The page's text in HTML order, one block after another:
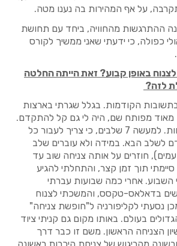
על אף המהירות בה נענו מטה.
ההתרגשות מהחוויה, ביחד עם תחושת
כפולה, כי ידעתי שאני ממשיך לקורס
באופן קבוע? זאת הייתה החלטה
לזה?
הקודמות. בגלל שגרתי בארצות
מאוד מפותח שם, היה לי גם קל להתקדם.
הקורס הוא בן 7 צניחות. למעשה 7 שלבים, כי צריך לעבור כל
לשלב הבא. במידה ולא עוברים שלב
חוזרים על אותה צניחה שוב עד
תוך זמן קצר, והתחלתי להגיע
השבוע. אחרי כמה שבועות עברתי
בדאלאס-טקסס, והמשכתי לצנוח
נסעתי לקליפורניה ל"חופשת צניחה"
בעולם. באותו מקום גם קניתי ציוד
הצניחה הראשון. משם זו כבר דרך